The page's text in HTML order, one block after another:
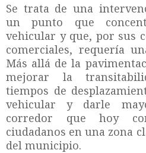
Se trata de una
un punto que
vehicular y que, por sus
comerciales, requería
Más allá de la
mejorar la
tiempos de
vehicular y darle
corredor que hoy
ciudadanos en una zona
del municipio.